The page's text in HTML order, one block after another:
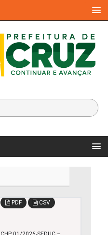
PDF
CSV